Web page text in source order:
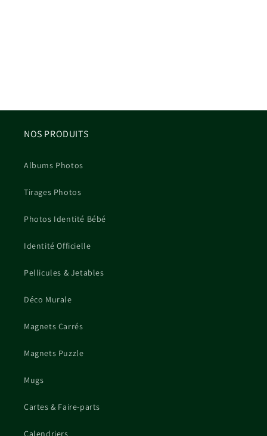
NOS PRODUITS
Albums Photos
Tirages Photos
Photos Identité Bébé
Identité Officielle
Pellicules & Jetables
Déco Murale
Magnets Carrés
Magnets Puzzle
Mugs
Cartes & Faire-parts